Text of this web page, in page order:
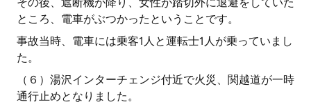
ところ、電車がぶつかったということです。
事故当時、電車には乗客1人と運転士1人が乗っていまし
た。
（６）湯沢インターチェンジ付近で火災、関越道が一時
通行止めとなりました。